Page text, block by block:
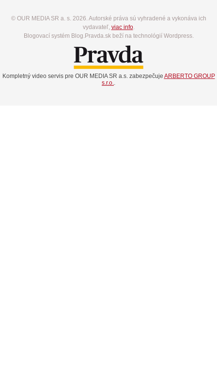
© OUR MEDIA SR a. s. 2026. Autorské práva sú vyhradené a vykonáva ich
vydavateľ, viac info.
Blogovací systém Blog.Pravda.sk beží na technológií Wordpress.
Kompletný video servis pre OUR MEDIA SR a.s. zabezpečuje ARBERTO GROUP
s.r.o..